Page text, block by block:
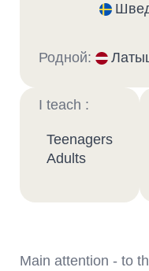
Родной:
I teach :
Teenagers
Adults
Main attention - to